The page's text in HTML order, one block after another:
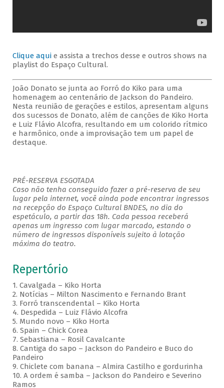
Clique aquie assista a trechos desse e outros shows na
playlist do Espaço Cultural.
João Donato se junta ao Forró do Kiko para uma
homenagem ao centenário de Jackson do Pandeiro.
Nesta reunião de gerações e estilos, apresentam alguns
dos sucessos de Donato, além de canções de Kiko Horta
e Luiz Flávio Alcofra, resultando em um colorido rítmico
e harmônico, onde a improvisação tem um papel de
destaque.
PRÉ-RESERVA ESGOTADA
Caso não tenha conseguido fazer a pré-reserva de seu
lugar pela internet, você ainda pode encontrar ingressos
na recepção do Espaço Cultural BNDES, no dia do
espetáculo, a partir das 18h. Cada pessoa receberá
apenas um ingresso com lugar marcado, estando o
número de ingressos disponíveis sujeito à lotação
máxima do teatro.
Repertório
1. Cavalgada – Kiko Horta
2. Notícias – Milton Nascimento e Fernando Brant
3. Forró transcendental – Kiko Horta
4. Despedida – Luiz Flávio Alcofra
5. Mundo novo – Kiko Horta
6. Spain – Chick Corea
7. Sebastiana – Rosil Cavalcante
8. Cantiga do sapo – Jackson do Pandeiro e Buco do
Pandeiro
9. Chiclete com banana – Almira Castilho e gordurinha
10. A ordem é samba – Jackson do Pandeiro e Severino
Ramos